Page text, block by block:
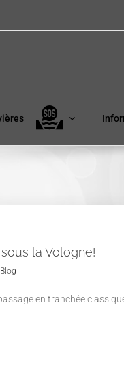
la Vologne!
Blog
en tranchée